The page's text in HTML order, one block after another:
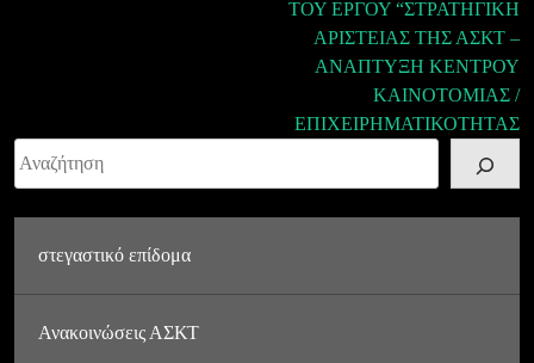
ΤΟΥ ΕΡΓΟΥ “ΣΤΡΑΤΗΓΙΚΗ
ΑΡΙΣΤΕΙΑΣ ΤΗΣ ΑΣΚΤ –
ΑΝΑΠΤΥΞΗ ΚΕΝΤΡΟΥ
ΚΑΙΝΟΤΟΜΙΑΣ /
ΕΠΙΧΕΙΡΗΜΑΤΙΚΟΤΗΤΑΣ
Αναζήτηση
στεγαστικό επίδομα
Ανακοινώσεις ΑΣΚΤ